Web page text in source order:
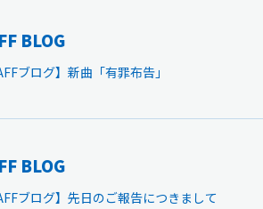
BLOG
ブログ】新曲「有罪布告」
BLOG
ブログ】先日のご報告につきまして